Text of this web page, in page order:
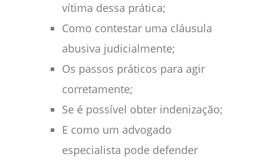
vítima dessa prática;
Como contestar uma cláusula
abusiva judicialmente;
Os passos práticos para agir
corretamente;
Se é possível obter indenização;
E como um advogado
especialista pode defender